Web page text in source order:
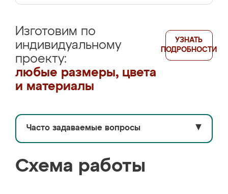
Изготовим по
индивидуальному
проекту:
любые размеры, цвета
и материалы
УЗНАТЬ
ПОДРОБНОСТИ
Часто задаваемые вопросы ▼
Схема работы